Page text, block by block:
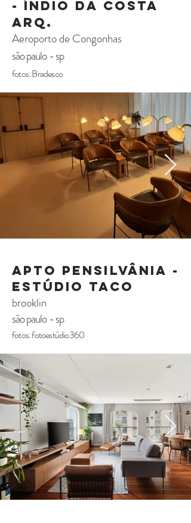
- índio da costa
arq.
Aeroporto de Congonhas
são paulo - sp
fotos: Bradesco
apto pensilvânia -
estúdio taco
brooklin
são paulo - sp
fotos: fotoestúdio360